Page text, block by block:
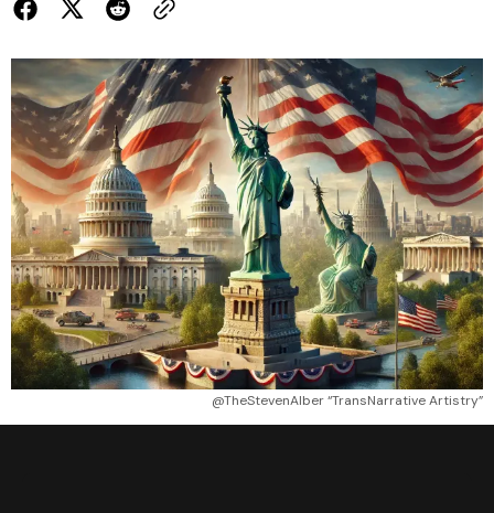
@TheStevenAlber “TransNarrative Artistry”